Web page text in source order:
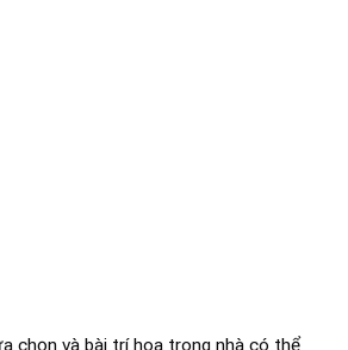
chọn và bài trí hoa trong nhà có thể